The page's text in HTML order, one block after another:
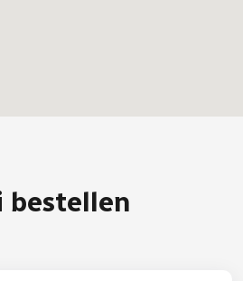
bestellen